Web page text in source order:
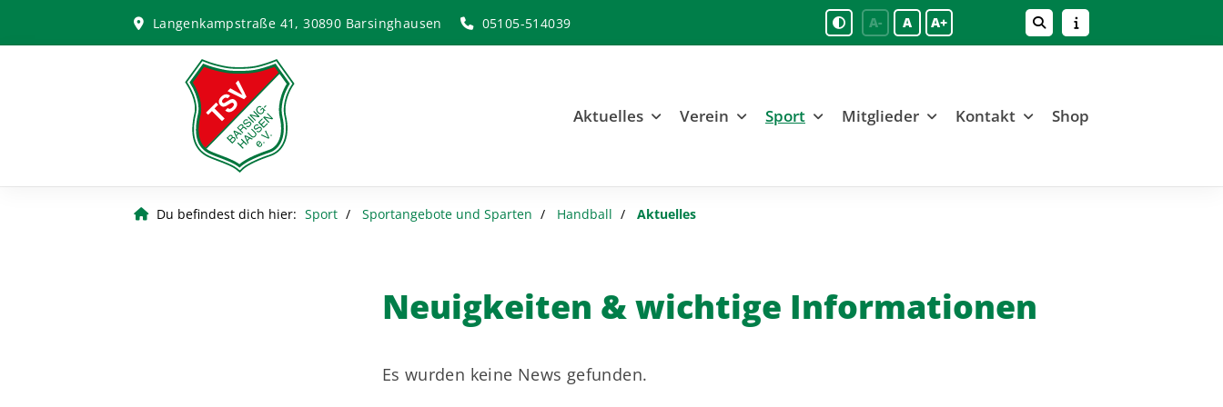
Langenkampstraße 41, 30890 Barsinghausen 05105-514039 A- A A+
Aktuelles Verein Sport Mitglieder Kontakt Shop
Du befindest dich hier: Sport Sportangebote und Sparten Handball Aktuelles
Neuigkeiten & wichtige Informationen
Es wurden keine News gefunden.